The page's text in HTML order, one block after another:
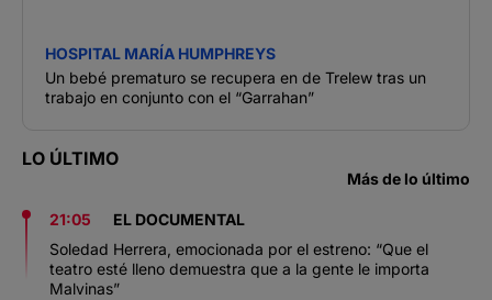
HOSPITAL MARÍA HUMPHREYS
Un bebé prematuro se recupera en de Trelew tras un
trabajo en conjunto con el “Garrahan”
LO ÚLTIMO
Más de lo último
21:05
EL DOCUMENTAL
Soledad Herrera, emocionada por el estreno: “Que el
teatro esté lleno demuestra que a la gente le importa
Malvinas”